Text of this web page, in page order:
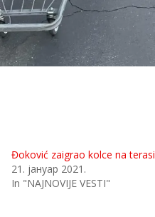
Đoković zaigrao kolce na terasi
21. јануар 2021.
In "NAJNOVIJE VESTI"